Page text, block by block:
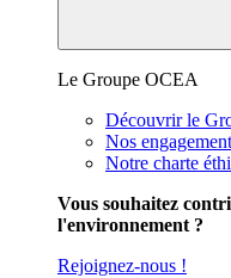
Le Groupe OCEA
Découvrir le
Nos
Notre charte
Vous souhaitez
l'environnement ?
Rejoignez-nous !